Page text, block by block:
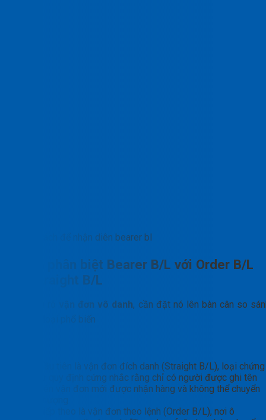
Cách để nhận diên bearer bl
Cách phân biệt Bearer B/L với Order B/L
và Straight B/L
vận đơn vô danh, cần đặt nó lên bàn cân so
với hai loại phổ biến
Đầu tiên là vận đơn đích danh (Straight B/L), loại chứng
từ quy định cứng nhắc rằng chỉ có người được ghi tên
trên vận đơn mới được nhận hàng và không thể chuyển
Tiếp theo là vận đơn theo lệnh (Order B/L), nơi ô